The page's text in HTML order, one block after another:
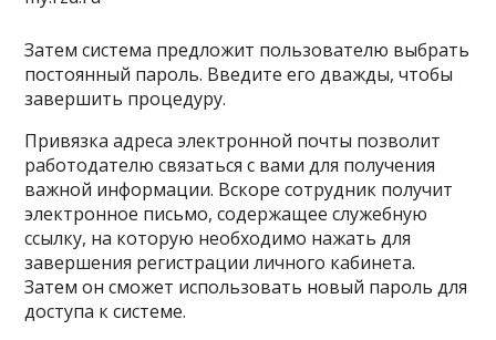
Затем система предложит пользователю выбрать
постоянный пароль. Введите его дважды, чтобы
завершить процедуру.
Привязка адреса электронной почты позволит
работодателю связаться с вами для получения
важной информации. Вскоре сотрудник получит
электронное письмо, содержащее служебную
ссылку, на которую необходимо нажать для
завершения регистрации личного кабинета.
Затем он сможет использовать новый пароль для
доступа к системе.